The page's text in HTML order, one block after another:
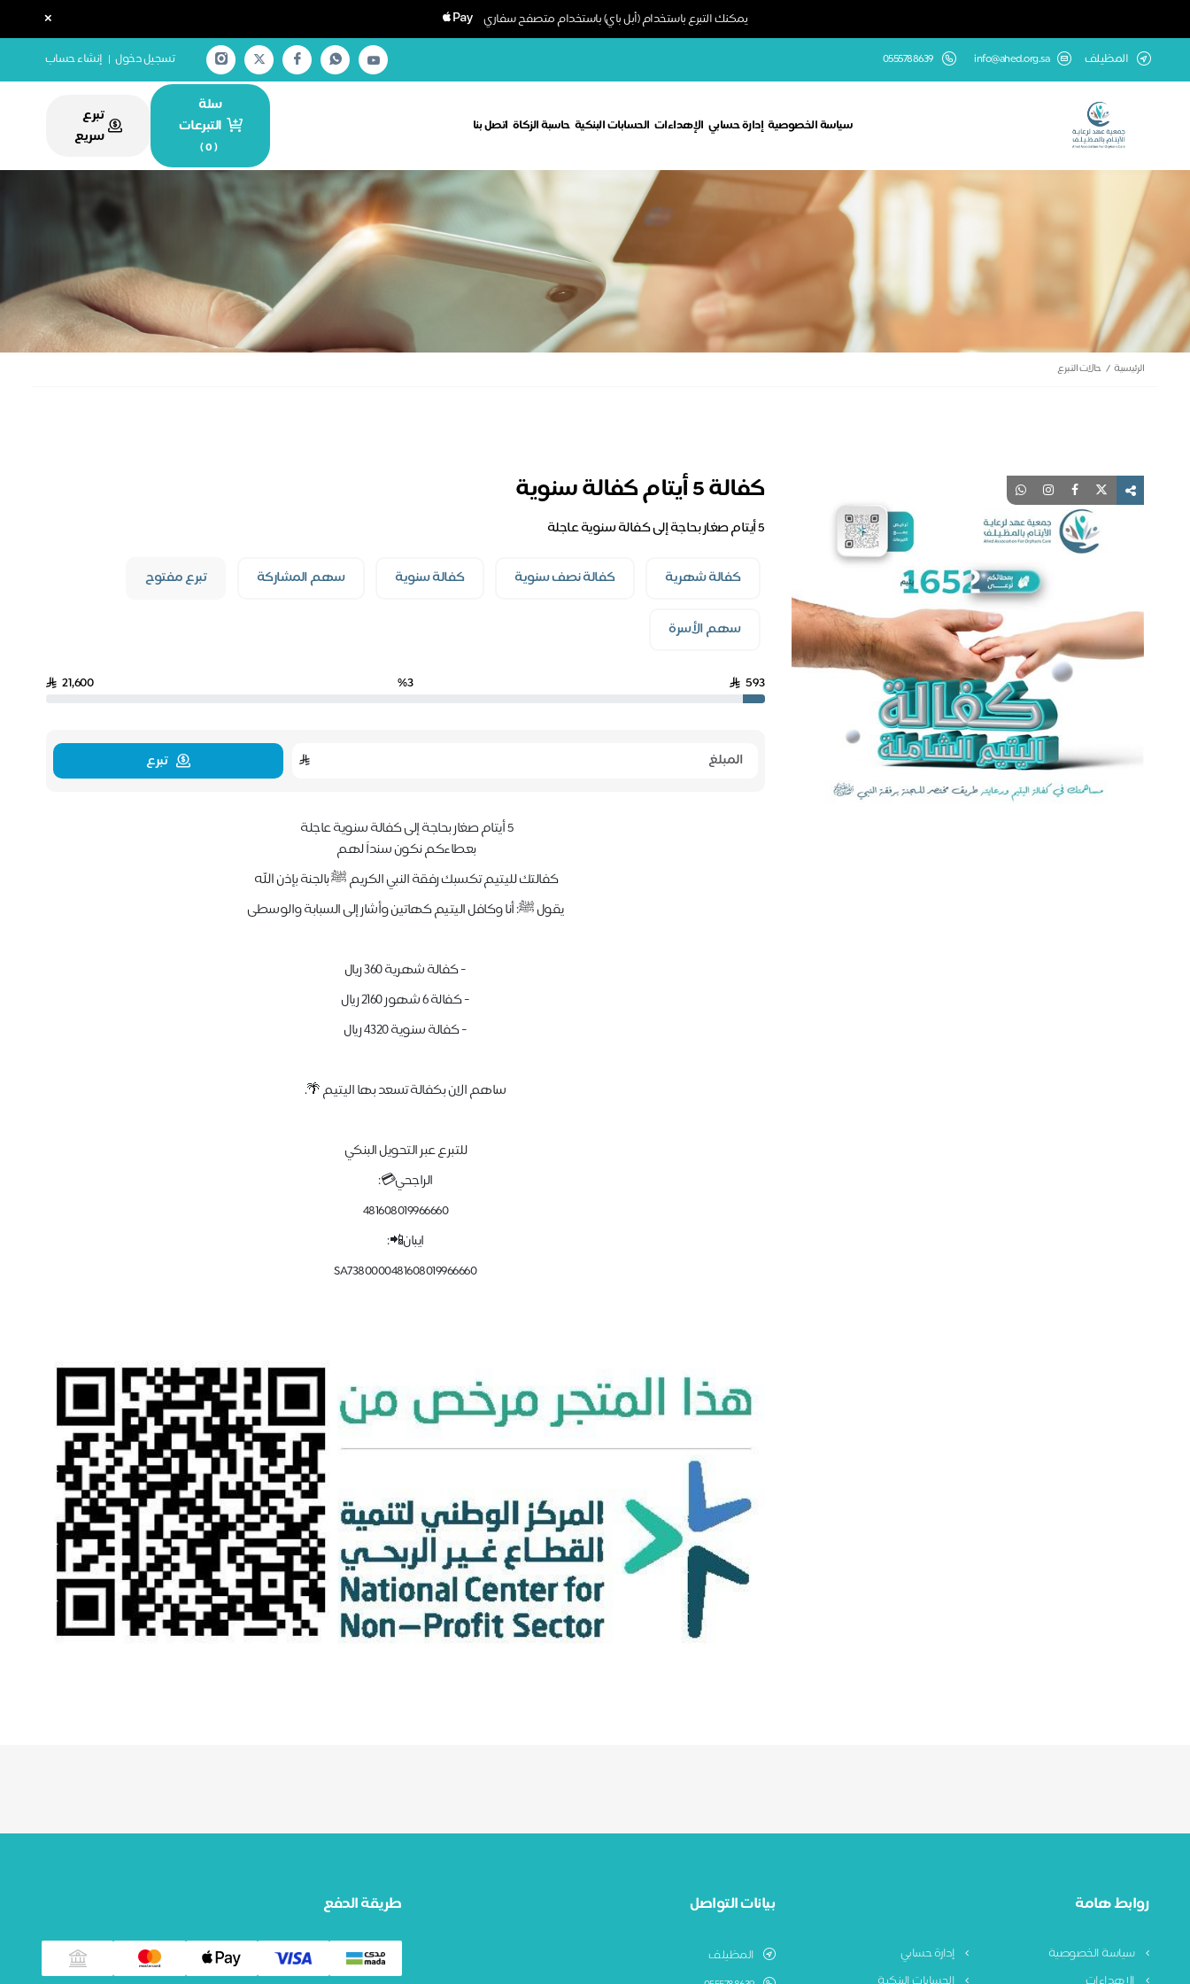
يمكنك التبرع باستخدام (أبل باي) باستخدام متصفح سفاري ×
المظيلف info@ahed.org.sa
0555788639 تسجيل دخول | إنشاء حساب
سياسة الخصوصية إدارة حسابي الإهداءات الحسابات البنكية حاسبة الزكاة اتصل بنا
سلة
التبرعات
(
0
)
تبرع
سريع
الرئيسية حالات التبرع
كفالة 5 أيتام كفالة سنوية
5 أيتام صغار بحاجة إلى كفالة سنوية عاجلة
كفالة شهرية كفالة نصف سنوية كفالة سنوية سهم المشاركة تبرع مفتوح
سهم الأسرة
593
%3
21,600
تبرع
5 أيتام صغار بحاجة إلى كفالة سنوية عاجلة
بعطاءكم نكون سنداً لهم
كفالتك لليتيم تكسبك رفقة النبي الكريم ﷺ بالجنة بإذن الله
يقول ﷺ: أنا وكافل اليتيم كهاتين وأشار إلى السبابة والوسطى
- كفالة شهرية ٣٦٠ ريال
- كفالة ٦ شهور ٢١٦٠ ريال
- كفالة سنوية ٤٣٢٠ ريال
ساهم الان بكفالة تسعد بها اليتيم 🌴.
للتبرع عبر التحويل البنكي
الراجحي💳:
481608019966660
ايبان📲:
SA7380000481608019966660
روابط هامة
سياسة الخصوصية
إدارة حسابي
بيانات التواصل
المظيلف
طريقة الدفع